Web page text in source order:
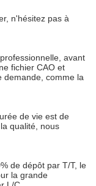
n'hésitez pas à
avant
fichier CAO et
demande, comme la
de vie est de
qualité, nous
de dépôt par T/T, le
la grande